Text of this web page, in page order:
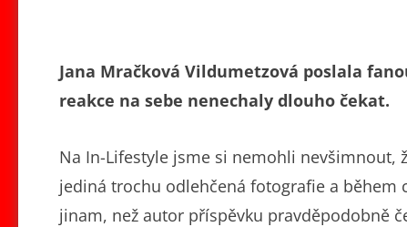
Jana Mračková Vildumetzová poslala
reakce na sebe nenechaly dlouho čekat.
Na In-Lifestyle jsme si nemohli nevšimnout,
jediná trochu odlehčená fotografie a
jinam, než autor příspěvku pravděpodobně